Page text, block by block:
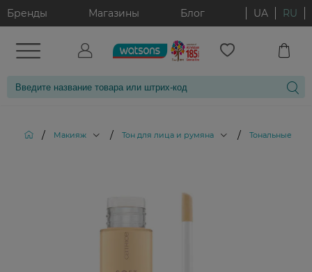
Бренды Магазины Блог UA RU
/ Макияж / Тон для лица и румяна / Тональные